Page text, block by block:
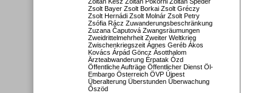
Zsolt Bayer Zsolt Borkai Zsolt Gréczy
Zsolt Hernádi Zsolt Molnár Zsolt Petry
Zsófia Rácz Zuwanderungsbeschränkung
Zuzana Čaputová Zwangsräumungen
Zweidrittelmehrheit Zweiter Weltkrieg
Zwischenkriegszeit Ágnes Geréb Ákos
Kovács Árpád Göncz Ásotthalom
Ärzteabwanderung Érpatak Ózd
Öffentliche Aufträge Öffentlicher Dienst Öl-
Embargo Österreich ÖVP Újpest
Überalterung Überstunden Überwachung
Őszöd